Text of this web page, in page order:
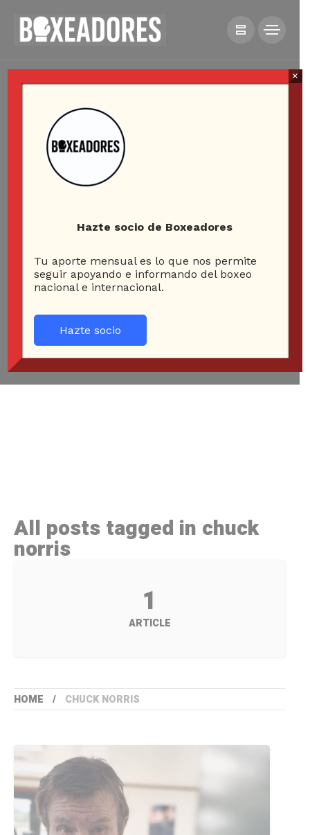
All posts tagged in chuck
norris
1
ARTICLE
HOME CHUCK NORRIS
Hazte socio de Boxeadores
Tu aporte mensual es lo que nos permite
seguir apoyando e informando del boxeo
nacional e internacional.
Hazte socio
×